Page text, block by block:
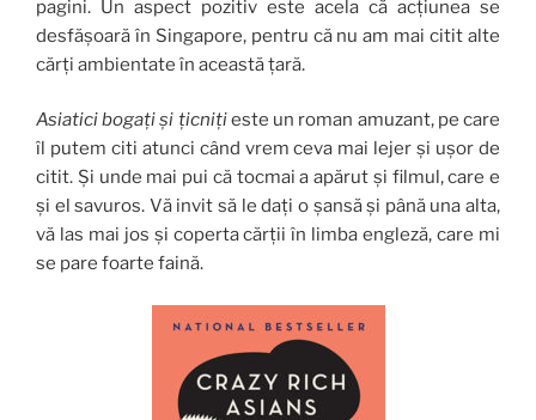
pagini. Un aspect pozitiv este acela că acțiunea se
desfășoară în Singapore, pentru că nu am mai citit alte
cărți ambientate în această țară.
Asiatici bogați și țicnițieste un roman amuzant, pe care
îl putem citi atunci când vrem ceva mai lejer și ușor de
citit. Și unde mai pui că tocmai a apărut și filmul, care e
și el savuros. Vă invit să le dați o șansă și până una alta,
vă las mai jos și coperta cărții în limba engleză, care mi
se pare foarte faină.